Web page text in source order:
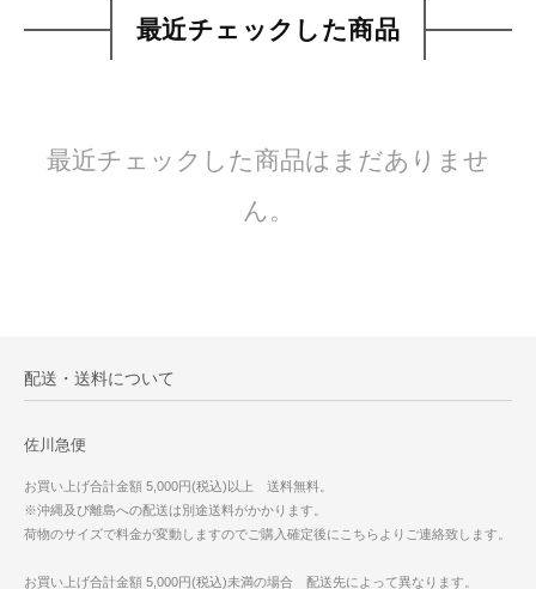
最近チェックした商品
最近チェックした商品はまだありませ
ん。
配送・送料について
佐川急便
お買い上げ合計金額 5,000円(税込)以上 送料無料。
※沖縄及び離島への配送は別途送料がかかります。
荷物のサイズで料金が変動しますのでご購入確定後にこちらよりご連絡致します。
お買い上げ合計金額 5,000円(税込)未満の場合 配送先によって異なります。